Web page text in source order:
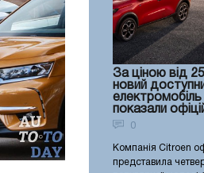
За ціною від
новий
показали
0
Компанія Citroen
представила